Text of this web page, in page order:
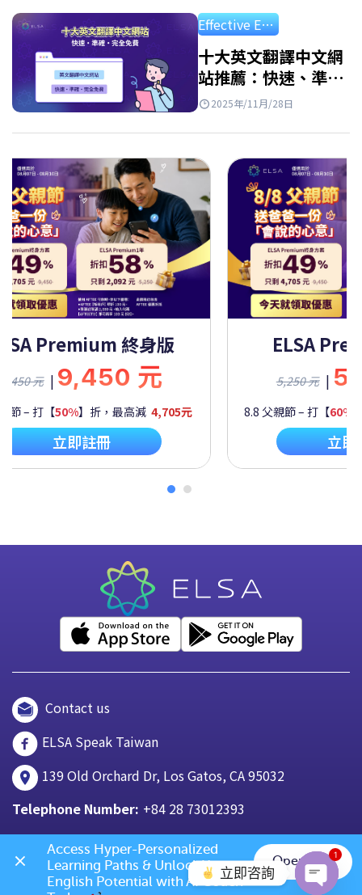
Effective English Study
十大英文翻譯中文網
站推薦：快速、準確
且免費
2025年/11月/28日
Premium 一年
元 | 5,250 元
– 打【 60%】折，最高減 2,092元
立即註冊
ELSA
9,450 元 |
8.8 父親節 – 打【 50%
立即
Contact us
ELSA Speak Taiwan
139 Old Orchard Dr, Los Gatos, CA 95032
Telephone Number: +84 28 73012393
立即咨詢
1
Access Hyper-Personalized
Learning Paths & Unlock Your
English Potential with AI Coach
Open App